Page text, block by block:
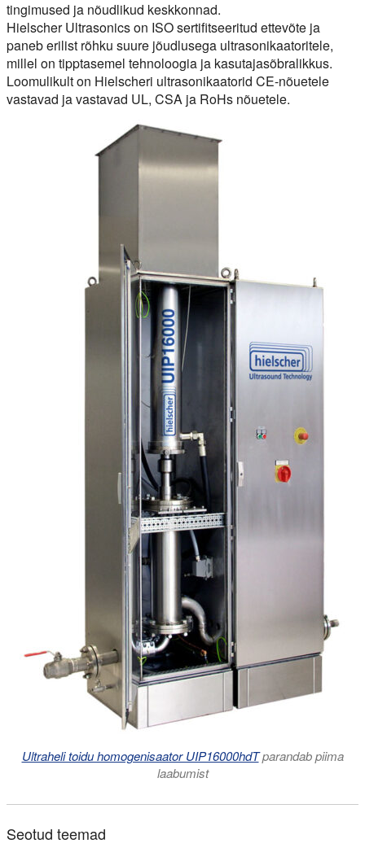
tingimused ja nõudlikud keskkonnad.
Hielscher Ultrasonics on ISO sertifitseeritud ettevõte ja
paneb erilist rõhku suure jõudlusega ultrasonikaatoritele,
millel on tipptasemel tehnoloogia ja kasutajasõbralikkus.
Loomulikult on Hielscheri ultrasonikaatorid CE-nõuetele
vastavad ja vastavad UL, CSA ja RoHs nõuetele.
Ultraheli toidu homogenisaator UIP16000hdTparandab piima
laabumist
Seotud teemad